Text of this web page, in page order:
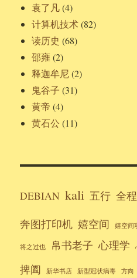
袁了凡(4)
计算机技术(82)
读历史 (68)
邵雍 (2)
释迦牟尼(2)
鬼谷子 (31)
黄帝 (4)
黄石公 (11)
DEBIAN kali 五行 全
奔图打印机 嬉空间 嬉空间
将之过也 帛书老子 心理学
捭阖 新华书店 新型冠状病毒 方向